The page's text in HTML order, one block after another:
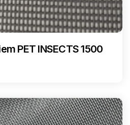
PET INSECTS 1500